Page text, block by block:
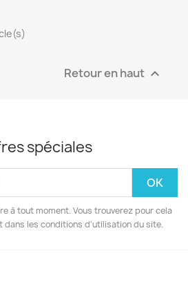
Retour en haut 
spéciales
à tout moment. Vous trouverez pour cela
dans les conditions d'utilisation du site.